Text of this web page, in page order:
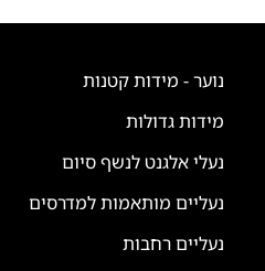
נוער - מידות קטנות
מידות גדולות
נעלי אלגנט לנשף סיום
נעליים מותאמות למדרסים
נעליים רחבות